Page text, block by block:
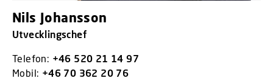
Nils Johansson
Utvecklingschef
Telefon: +46 520 21 14 97
Mobil: +46 70 362 20 76